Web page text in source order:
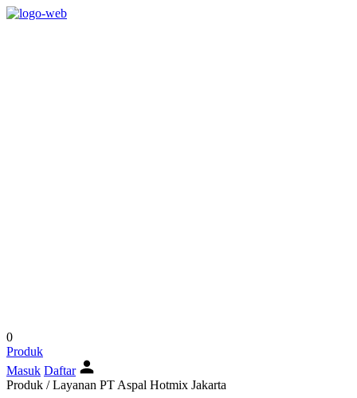
0
Produk
Masuk Daftar
Produk / Layanan PT Aspal Hotmix Jakarta